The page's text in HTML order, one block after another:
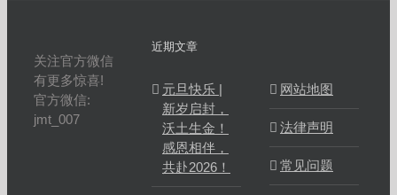
关注官方微信
有更多惊喜!
官方微信:
jmt_007
近期文章
元旦快乐 |
新岁启封，
沃土生金！
感恩相伴，
共赴2026！
网站地图
法律声明
常见问题